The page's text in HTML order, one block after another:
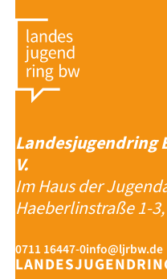
Landesjugendring
V.
Im Haus der
Haeberlinstraße 1-
0711 16447-0info@ljrbw.de